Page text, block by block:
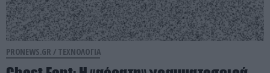
PRONEWS.GR / ΤΕΧΝΟΛΟΓΙΑ